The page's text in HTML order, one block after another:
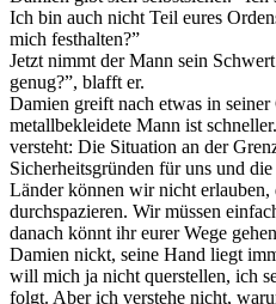
Ich bin auch nicht Teil eures
mich festhalten?”
Jetzt nimmt der Mann sein
genug?”, blafft er.
Damien greift nach etwas in
metallbekleidete Mann ist
versteht: Die Situation an der
Sicherheitsgründen für uns und
Länder können wir nicht erlauben,
durchspazieren. Wir müssen
danach könnt ihr eurer Wege
Damien nickt, seine Hand liegt
will mich ja nicht querstellen, ich
folgt. Aber ich verstehe nicht,